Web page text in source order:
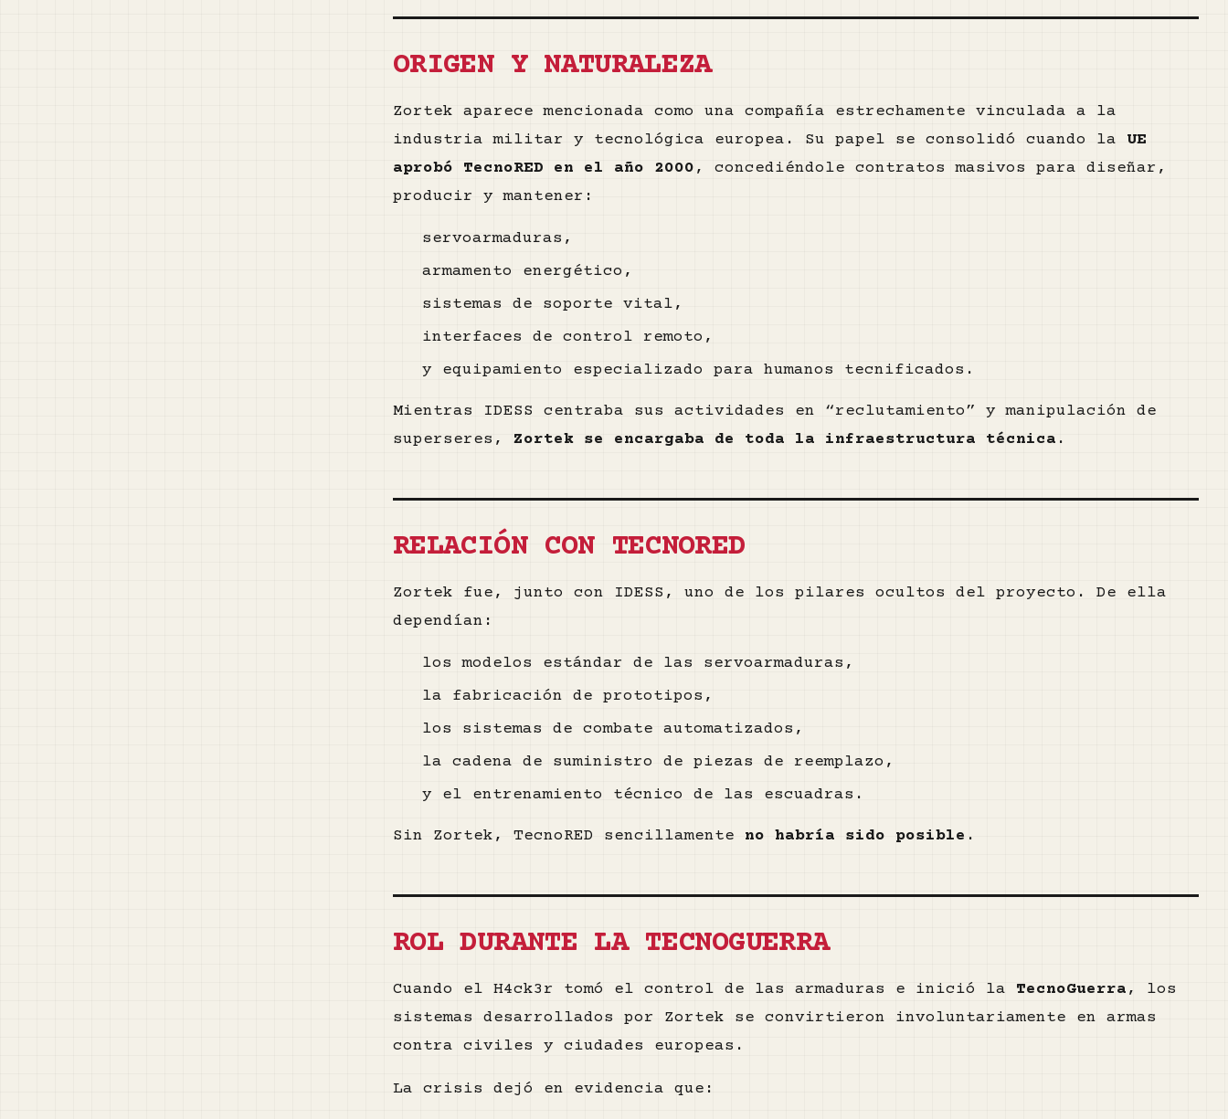
ORIGEN Y NATURALEZA
Zortek aparece mencionada como una compañía estrechamente vinculada a la
industria militar y tecnológica europea. Su papel se consolidó cuando la UE
aprobó TecnoRED en el año 2000 , concediéndole contratos masivos para diseñar,
producir y mantener:
servoarmaduras,
armamento energético,
sistemas de soporte vital,
interfaces de control remoto,
y equipamiento especializado para humanos tecnificados.
Mientras IDESS centraba sus actividades en “reclutamiento” y manipulación de
superseres, Zortek se encargaba de toda la infraestructura técnica .
RELACIÓN CON TECNORED
Zortek fue, junto con IDESS, uno de los pilares ocultos del proyecto. De ella
dependían:
los modelos estándar de las servoarmaduras,
la fabricación de prototipos,
los sistemas de combate automatizados,
la cadena de suministro de piezas de reemplazo,
y el entrenamiento técnico de las escuadras.
Sin Zortek, TecnoRED sencillamente no habría sido posible .
ROL DURANTE LA TECNOGUERRA
Cuando el H4ck3r tomó el control de las armaduras e inició la TecnoGuerra , los
sistemas desarrollados por Zortek se convirtieron involuntariamente en armas
contra civiles y ciudades europeas.
La crisis dejó en evidencia que: